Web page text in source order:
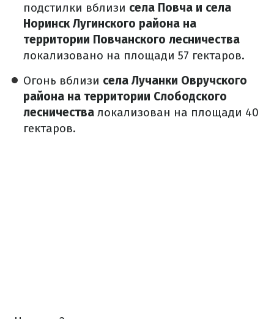
подстилки вблизи села Повча и села
Норинск Лугинского района на
территории Повчанского лесничества
локализовано на площади 57 гектаров.
Огонь вблизи села Лучанки Овручского
района на территории Слободского
лесничества локализован на площади 40
гектаров.